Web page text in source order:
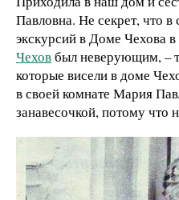
Павловна. Не секрет, что в
экскурсий в Доме Чехова
Чеховбыл неверующим, –
которые висели в доме
в своей комнате Мария
занавесочкой, потому что